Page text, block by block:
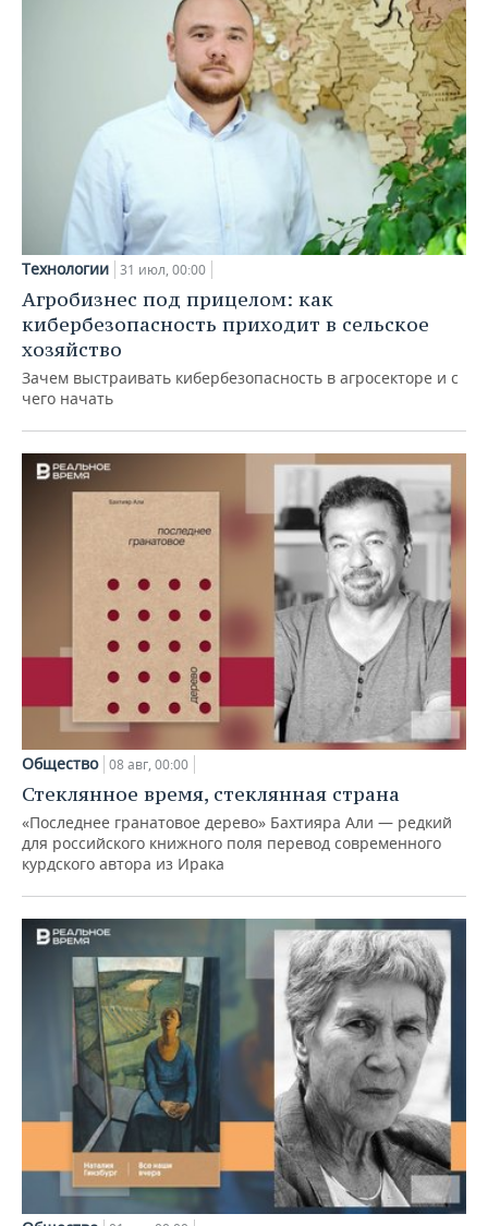
Технологии 31 июл, 00:00
Агробизнес под прицелом: как
кибербезопасность приходит в сельское
хозяйство
Зачем выстраивать кибербезопасность в агросекторе и с
чего начать
Общество 08 авг, 00:00
Стеклянное время, стеклянная страна
«Последнее гранатовое дерево» Бахтияра Али — редкий
для российского книжного поля перевод современного
курдского автора из Ирака